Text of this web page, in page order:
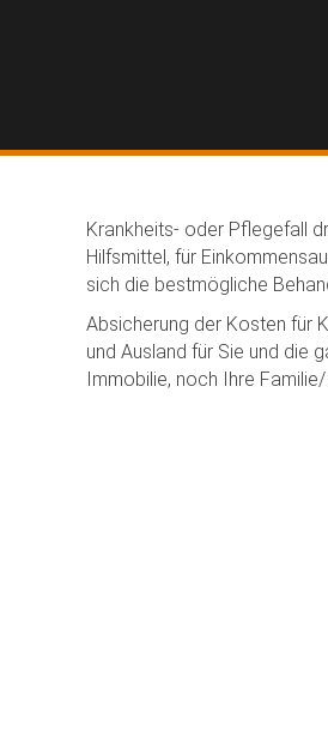
Krankheits- oder Pflegefall
Hilfsmittel, für
sich die bestmögliche
Absicherung der Kosten für
und Ausland für Sie und die
Immobilie, noch Ihre